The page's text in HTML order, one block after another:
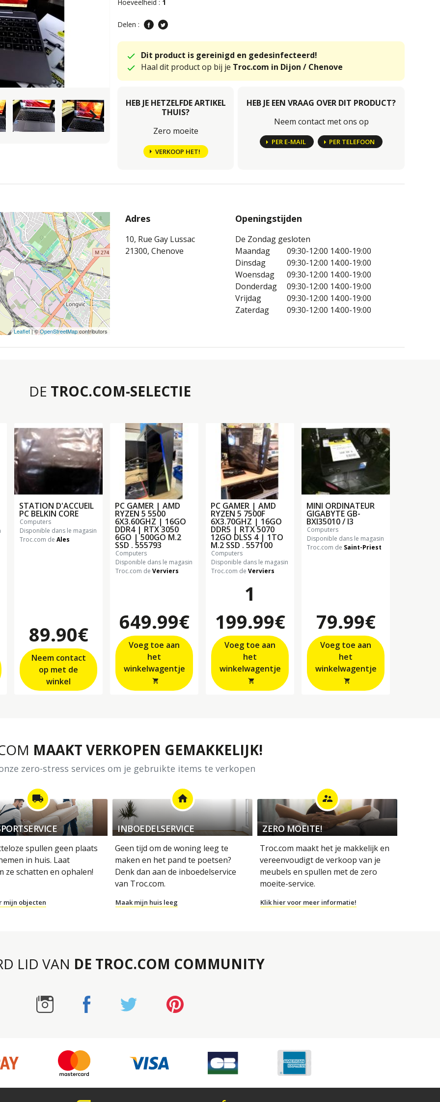
keyboard_arrow_right
Hoeveelheid : 1
Delen :
Dit product is gereinigd en gedesinfecteerd!
Haal dit product op bij je Troc.com in Dijon / Chenove
HEB JE HETZELFDE ARTIKEL
THUIS?
Zero moeite
VERKOOP HET!
HEB JE EEN VRAAG OVER DIT PRODUCT?
Neem contact met ons op
PER E-MAIL PER TELEFOON
Leaflet| ©OpenStreetMapcontributors
Adres
10, Rue Gay Lussac
21300, Chenove
Openingstijden
De Zondag gesloten
Maandag
09:30-12:00 14:00-19:00
Dinsdag
09:30-12:00 14:00-19:00
Woensdag
09:30-12:00 14:00-19:00
Donderdag
09:30-12:00 14:00-19:00
Vrijdag
09:30-12:00 14:00-19:00
Zaterdag
09:30-12:00 14:00-19:00
DE TROC.COM-SELECTIE
STATION D'ACCUEIL
PC BELKIN CORE
computers
Disponible dans le magasin
Troc.com de Ales
89.90€
Neem contact
op met de
winkel
PC GAMER | AMD
RYZEN 5 5500
6X3.60GHZ | 16GO
DDR4 | RTX 3050
6GO | 500GO M.2
SSD . 555793
computers
Disponible dans le magasin
Troc.com de Verviers
649.99€
Voeg toe aan
het
shopping_cart
PC GAMER | AMD
RYZEN 5 7500F
6X3.70GHZ | 16GO
DDR5 | RTX 5070
12GO DLSS 4 | 1TO
M.2 SSD . 557100
computers
Disponible dans le magasin
Troc.com de Verviers
1
199.99€
Voeg toe aan
het
shopping_cart
MINI ORDINATEUR
GIGABYTE GB-
BXI35010 / I3
computers
Disponible dans le magasin
Troc.com de Saint-Priest
79.99€
Voeg toe aan
het
shopping_cart
MAAKT VERKOPEN GEMAKKELIJK!
zero-stress services om je gebruikte items te verkopen
local_shipping
spullen geen plaats
in huis. Laat
ze schatten en ophalen!
mijn objecten
home
INBOEDELSERVICE
Geen tijd om de woning leeg te
maken en het pand te poetsen?
Denk dan aan de inboedelservice
van Troc.com.
Maak mijn huis leeg
supervisor_account
ZERO MOEITE!
Troc.com maakt het je makkelijk en
vereenvoudigt de verkoop van je
meubels en spullen met de zero
moeite-service.
Klik hier voor meer informatie!
LID VAN DE TROC.COM COMMUNITY